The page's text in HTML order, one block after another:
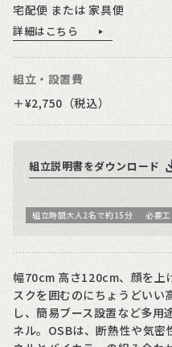
宅配便 または 家具便
詳細はこちら
組立・設置費
＋¥2,750（税込）
組立説明書をダウンロード
組立時間大人2名で約15分 必要
幅70cm 高さ120cm、顔を上
スクを囲むのにちょうどいい
し、簡易ブース設置など多用
ネル。OSBは、断熱性や気